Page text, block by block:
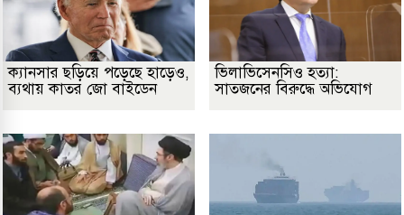
ক্যানসার ছড়িয়ে পড়েছে হাড়েও,
ব্যথায় কাতর জো বাইডেন
ভিলাভিসেনসিও হত্যা:
সাতজনের বিরুদ্ধে অভিযোগ